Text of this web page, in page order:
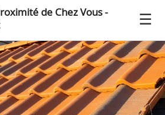
de Chez Vous -